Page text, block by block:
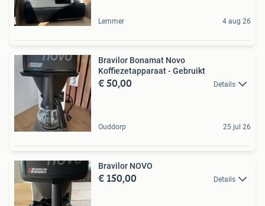
Lemmer 4 aug 26
Bravilor Bonamat Novo
Koffiezetapparaat - Gebruikt
€ 50,00 Details
Ouddorp 25 jul 26
Bravilor NOVO
€ 150,00 Details